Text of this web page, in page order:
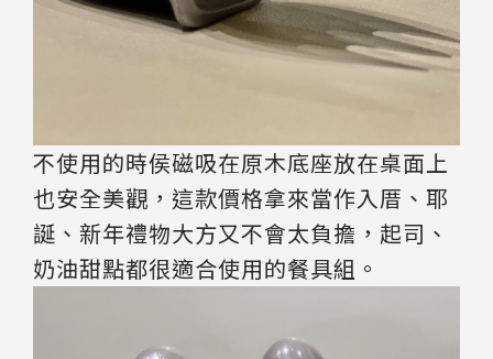
不使用的時侯磁吸在原木底座放在桌面上
也安全美觀，這款價格拿來當作入厝、耶
誕、新年禮物大方又不會太負擔，起司、
奶油甜點都很適合使用的餐具組。